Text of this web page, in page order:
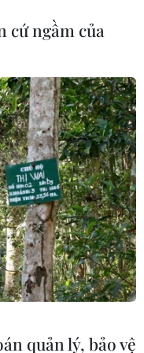
hiệu ôtô mới
Nam
Nhật Bản, Hàn
sẽ đón nhận thêm
tuổi trong năm nay.
cứ ngầm của
quản lý, bảo vệ